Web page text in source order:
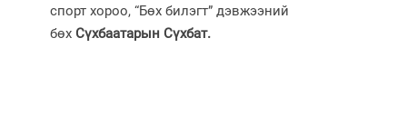
спорт хороо, “Бөх билэгт” дэвжээний
бөх Сүхбаатарын Сүхбат.